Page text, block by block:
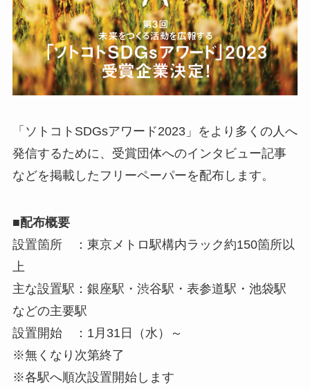
「ソトコトSDGsアワード2023」をより多くの人へ
発信するために、受賞団体へのインタビュー記事
などを掲載したフリーペーパーを配布します。
■配布概要
設置箇所 ：東京メトロ駅構内ラック約150箇所以
上
主な設置駅：銀座駅・渋谷駅・表参道駅・池袋駅
などの主要駅
設置開始 ：1月31日（水）～
※無くなり次第終了
※各駅へ順次設置開始します